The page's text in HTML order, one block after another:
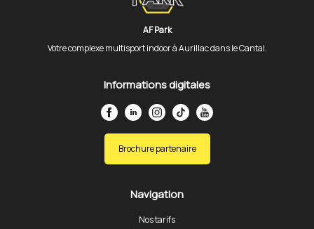
AF Park
Votre complexe multisport indoor à Aurillac dans le Cantal.
Informations digitales
Brochure partenaire
Navigation
Nos tarifs